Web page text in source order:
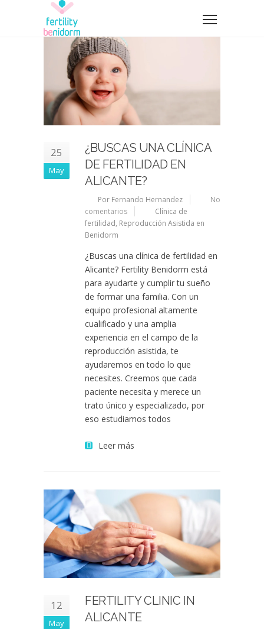
25
May
¿BUSCAS UNA CLÍNICA
DE FERTILIDAD EN
ALICANTE?
Por Fernando Hernandez
No
comentarios
Clínica de
fertilidad, Reproducción Asistida en
Benidorm
¿Buscas una clínica de fertilidad en
Alicante? Fertility Benidorm está
para ayudarte y cumplir tu sueño
de formar una familia. Con un
equipo profesional altamente
cualificado y una amplia
experiencia en el campo de la
reproducción asistida, te
ayudaremos en todo lo que
necesites. Creemos que cada
paciente necesita y merece un
trato único y especializado, por
eso estudiamos todos
Leer más
12
May
FERTILITY CLINIC IN
ALICANTE